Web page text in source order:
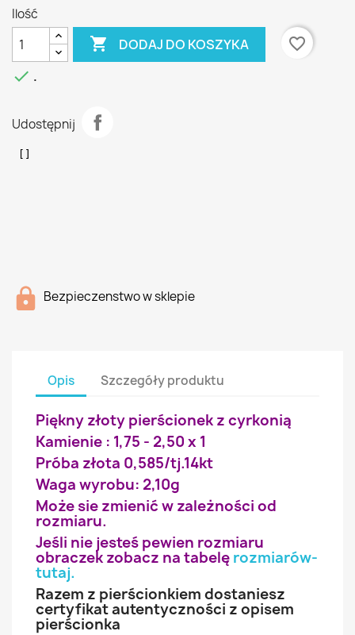
Ilość
 DODAJ DO KOSZYKA
favorite_border
 .
Udostępnij
Bezpieczenstwo w sklepie
Opis Szczegóły produktu
Piękny złoty pierścionek z cyrkonią
Kamienie : 1,75 - 2,50 x 1
Próba złota 0,585/tj.14kt
Waga wyrobu: 2,10g
Może sie zmienić w zależności od
rozmiaru.
Jeśli nie jesteś pewien rozmiaru
obraczek zobacz na tabelę rozmiarów-
tutaj.
Razem z pierścionkiem dostaniesz
certyfikat autentyczności z opisem
pierścionka